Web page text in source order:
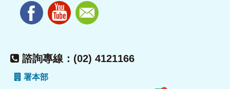
諮詢專線：(02) 4121166
署本部